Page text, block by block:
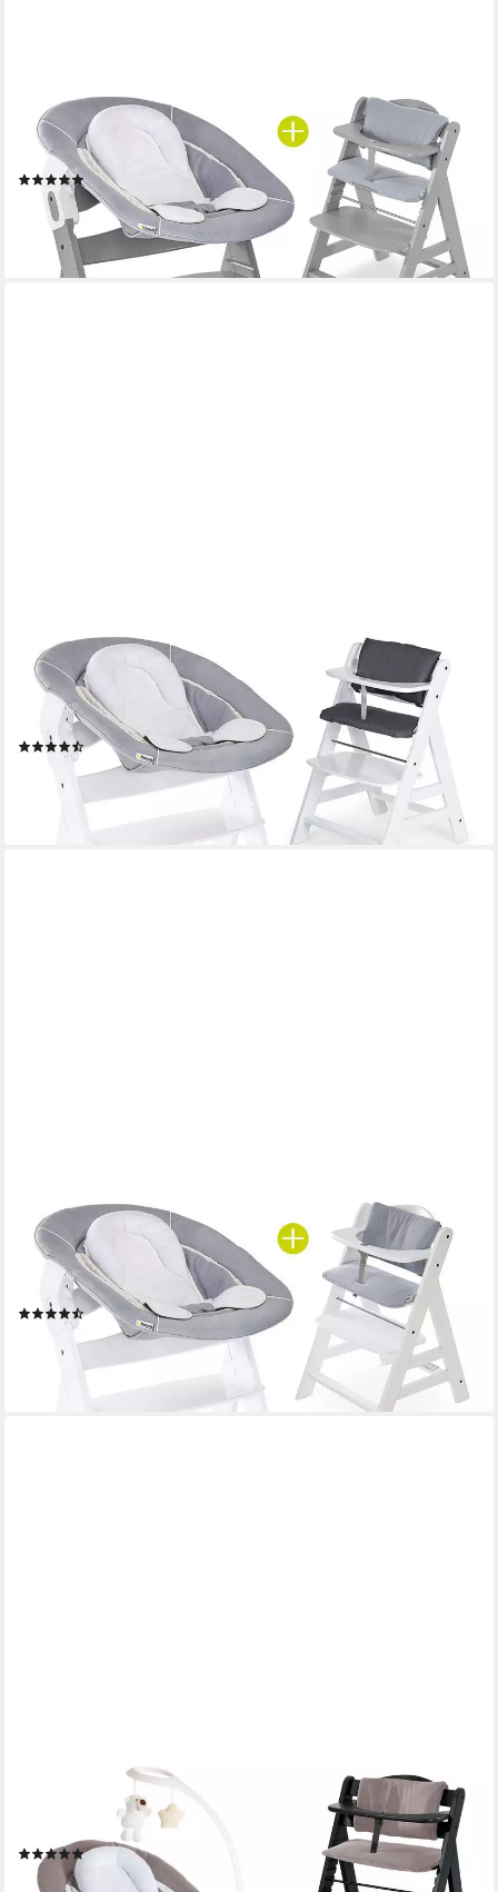
HAUCK
Hochstuhl Alpha Plus Grey Newborn Set (Set, 4 St), Holz
Babystuhl ab Geburt inkl. Aufsatz für Neugeborene & Sitzauflage
(2)
169,90 € UVP 209,70 €
lieferbar - in 2-3 Werktagen bei dir
HAUCK
Hochstuhl Alpha Plus White - Newborn Set (Set, 4 St), Holz
Babyhochstuhl ab Geburt inkl. Neugeborenenaufsatz &
Sitzauflage
(6)
159,90 € UVP209,70 €
lieferbar - in 2-3 Werktagen bei dir
HAUCK
Hochstuhl Hauck Alpha Plus White Newborn Set (Set, 4 St), Holz
Babyhochstuhl ab Geburt inkl. Neugeborenenaufsatz &
Sitzauflage
(3)
169,90 € UVP209,70 €
Hochstuhl Alpha Plus Black Newborn Set Deluxe, Holz Babystuhl
ab Geburt inkl. Aufsatz für Neugeborene & Sitzauflage
(1)
189,90 € 219,70 €